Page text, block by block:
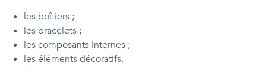
les boîtiers ;
les bracelets ;
les composants internes ;
les éléments décoratifs.